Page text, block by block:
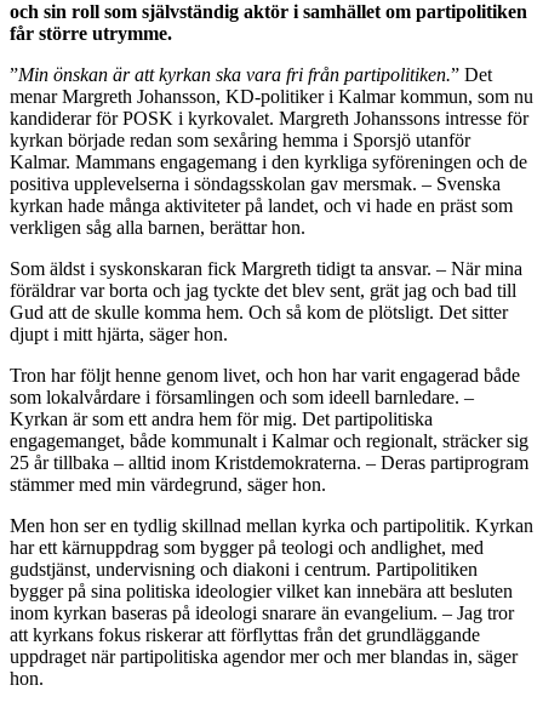
och sin roll som självständig aktör i samhället om partipolitiken
får större utrymme.
”Min önskan är att kyrkan ska vara fri från partipolitiken.” Det
menar Margreth Johansson, KD-politiker i Kalmar kommun, som nu
kandiderar för POSK i kyrkovalet. Margreth Johanssons intresse för
kyrkan började redan som sexåring hemma i Sporsjö utanför
Kalmar. Mammans engagemang i den kyrkliga syföreningen och de
positiva upplevelserna i söndagsskolan gav mersmak. – Svenska
kyrkan hade många aktiviteter på landet, och vi hade en präst som
verkligen såg alla barnen, berättar hon.
Som äldst i syskonskaran fick Margreth tidigt ta ansvar. – När mina
föräldrar var borta och jag tyckte det blev sent, grät jag och bad till
Gud att de skulle komma hem. Och så kom de plötsligt. Det sitter
djupt i mitt hjärta, säger hon.
Tron har följthenne genom livet, och hon har varit engagerad både
som lokalvårdare i församlingen och som ideell barnledare. –
Kyrkan är som ett andra hem för mig. Det partipolitiska
engagemanget, både kommunalt i Kalmar och regionalt, sträcker sig
25 år tillbaka – alltid inom Kristdemokraterna. – Deras partiprogram
stämmer med min värdegrund, säger hon.
Men hon seren tydlig skillnad mellan kyrka och partipolitik. Kyrkan
har ett kärnuppdrag som bygger på teologi och andlighet, med
gudstjänst, undervisning och diakoni i centrum. Partipolitiken
bygger på sina politiska ideologier vilket kan innebära att besluten
inom kyrkan baseras på ideologi snarare än evangelium. – Jag tror
att kyrkans fokus riskerar att förflyttas från det grundläggande
uppdraget när partipolitiska agendor mer och mer blandas in, säger
hon.